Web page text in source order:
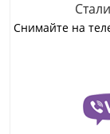
Снимайте на